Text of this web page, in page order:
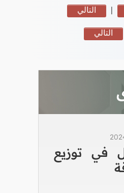
| التالي
التالي
في توزيع